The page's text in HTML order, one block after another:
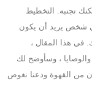
تجنبه. التخطيط
شخص يريد أن يكون
في هذا المقال ،
، وسأوضح لك
من القهوة ودعنا نغوص